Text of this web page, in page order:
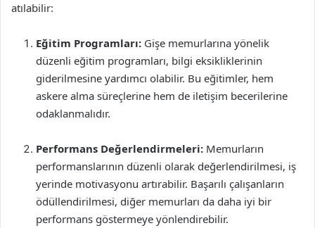
atılabilir:
Eğitim Programları: Gişe memurlarına yönelik
düzenli eğitim programları, bilgi eksikliklerinin
giderilmesine yardımcı olabilir. Bu eğitimler, hem
askere alma süreçlerine hem de iletişim becerilerine
odaklanmalıdır.
Performans Değerlendirmeleri: Memurların
performanslarının düzenli olarak değerlendirilmesi, iş
yerinde motivasyonu artırabilir. Başarılı çalışanların
ödüllendirilmesi, diğer memurları da daha iyi bir
performans göstermeye yönlendirebilir.